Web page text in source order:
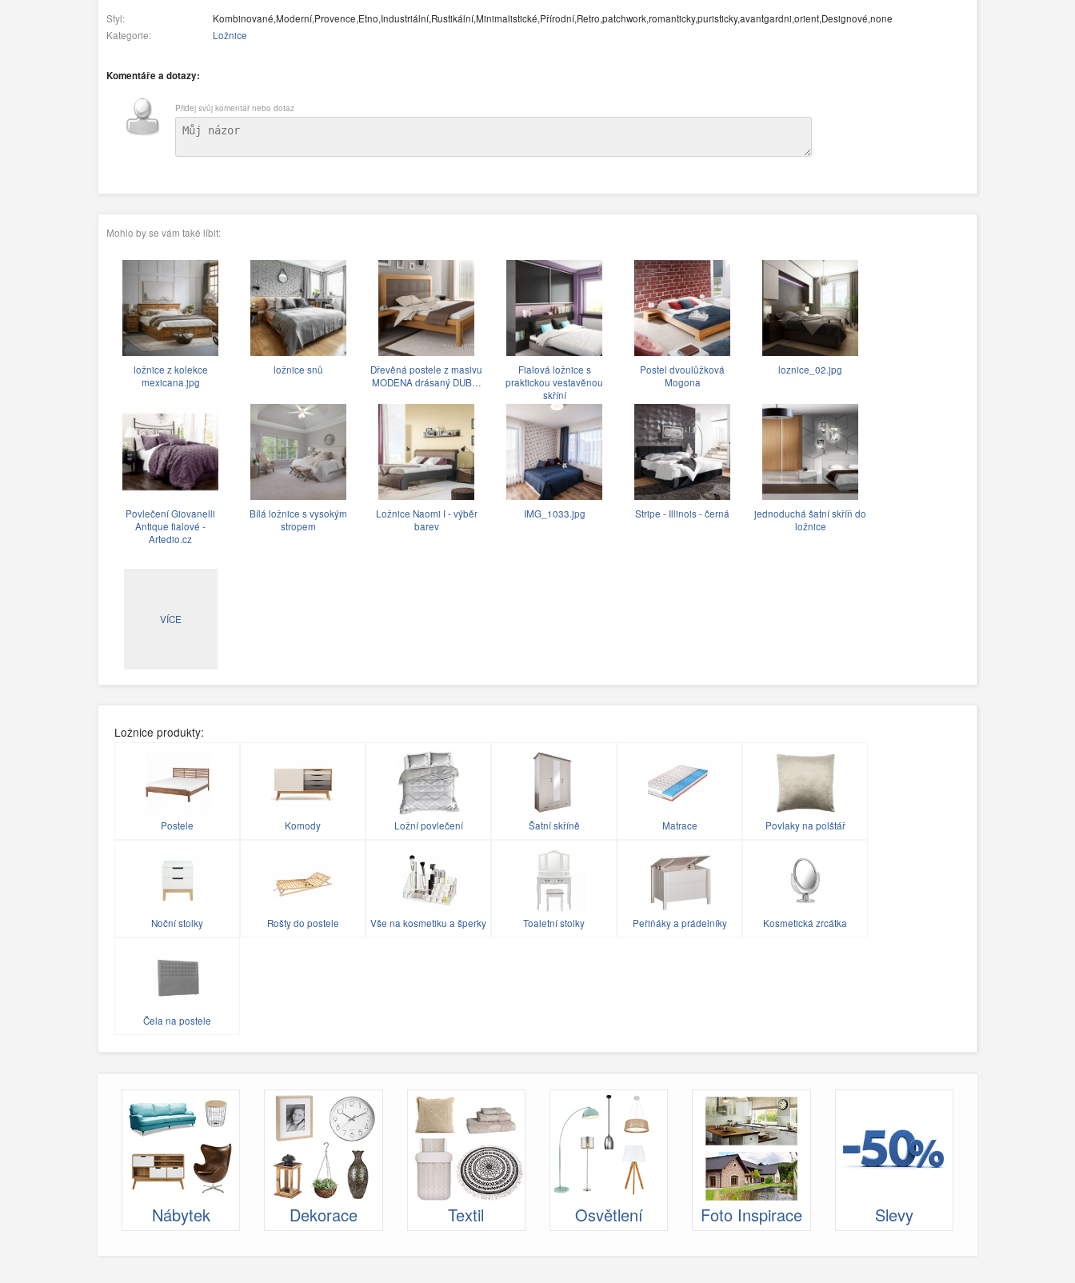
Styl:
Kombinované,Moderní,Provence,Etno,Industriální,Rustikální,Minimalistické,Přírodní,Retro,patchwork,romanticky,puristicky,avantgardni,orient,Designové,none
Kategorie:
Ložnice
Komentáře a dotazy:
Přidej svůj komentář nebo dotaz
Mohlo by se vám také líbit:
ložnice z kolekce
mexicana.jpg
ložnice snů
Dřevěná postele z masivu
MODENA drásaný DUB…
Fialová ložnice s
praktickou vestavěnou
skříní
Postel dvoulůžková
Mogona
loznice_02.jpg
Povlečení Giovanelli
Antique fialové -
Artedio.cz
Bílá ložnice s vysokým
stropem
Ložnice Naomi I - výběr
barev
IMG_1033.jpg Stripe - Illinois - černá
jednoduchá šatní skříň do
ložnice
VÍCE
Ložnice produkty:
Postele Komody Ložní povlečení Šatní skříně Matrace Povlaky na polštář
Noční stolky Rošty do postele Vše na kosmetiku a šperky Toaletní stolky Peřiňáky a prádelníky Kosmetická zrcátka
Čela na postele
Nábytek Dekorace Textil Osvětlení Foto Inspirace Slevy